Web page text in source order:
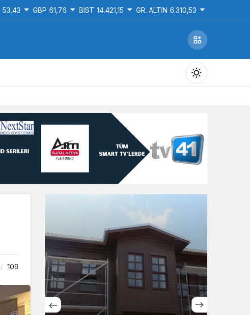
53,43 GBP 61,76 BIST 14.421,15 GR. ALTIN 6.310,53
Gündüz Modu
Gündüz modunu seçin.
Sistem Modu
Sistem modunu seçin.
109